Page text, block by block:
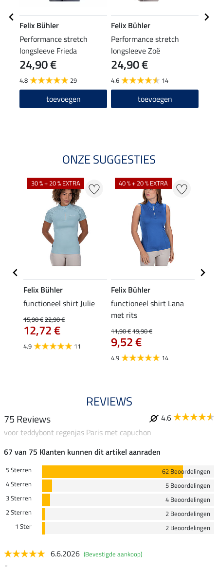
Felix Bühler
Performance stretch
longsleeve Frieda
24,90 €
4.8 29
toevoegen
Felix Bühler
Performance stretch
longsleeve Zoë
24,90 €
4.6 14
toevoegen
ONZE SUGGESTIES
30 % + 20 % EXTRA
Felix Bühler
functioneel shirt Julie
15,90 €22,90 €
12,72 €
4.9 11
40 % + 20 % EXTRA
Felix Bühler
functioneel shirt Lana
met rits
11,90 €19,90 €
9,52 €
4.9 14
REVIEWS
75 Reviews
4.6
voor teddybont regenjas Paris met capuchon
67 van 75 Klanten kunnen dit artikel aanraden
5 Sterren
62 Beoordelingen
4 Sterren
5 Beoordelingen
3 Sterren
4 Beoordelingen
2 Sterren
2 Beoordelingen
1 Ster
2 Beoordelingen
6.6.2026 (Bevestigde aankoop)
-